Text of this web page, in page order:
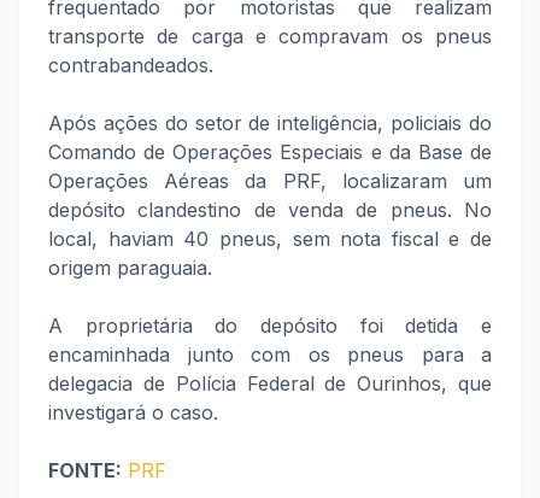
frequentado por motoristas que realizam
transporte de carga e compravam os pneus
contrabandeados.
Após ações do setor de inteligência, policiais do
Comando de Operações Especiais e da Base de
Operações Aéreas da PRF, localizaram um
depósito clandestino de venda de pneus. No
local, haviam 40 pneus, sem nota fiscal e de
origem paraguaia.
A proprietária do depósito foi detida e
encaminhada junto com os pneus para a
delegacia de Polícia Federal de Ourinhos, que
investigará o caso.
FONTE: PRF